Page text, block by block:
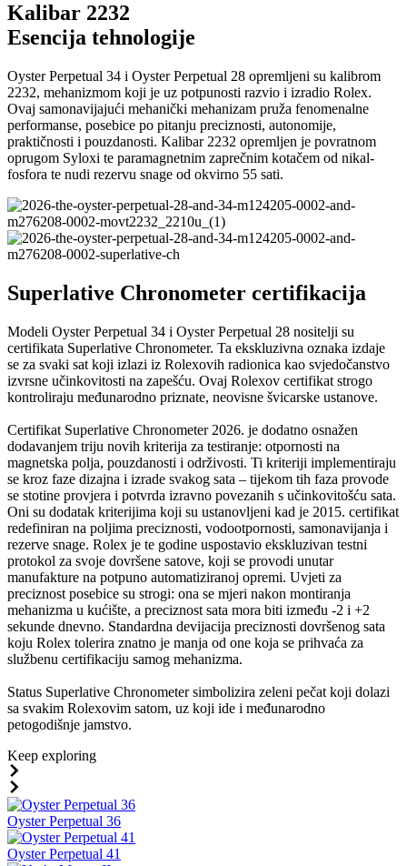
Kalibar 2232
Esencija tehnologije
Oyster Perpetual 34 i Oyster Perpetual 28 opremljeni su kalibrom
2232, mehanizmom koji je uz potpunosti razvio i izradio Rolex.
Ovaj samonavijajući mehanički mehanizam pruža fenomenalne
performanse, posebice po pitanju preciznosti, autonomije,
praktičnosti i pouzdanosti. Kalibar 2232 opremljen je povratnom
oprugom Syloxi te paramagnetnim zaprečnim kotačem od nikal-
fosfora te nudi rezervu snage od okvirno 55 sati.
Superlative Chronometer certifikacija
Modeli Oyster Perpetual 34 i Oyster Perpetual 28 nositelji su
certifikata Superlative Chronometer. Ta ekskluzivna oznaka izdaje
se za svaki sat koji izlazi iz Rolexovih radionica kao svjedočanstvo
izvrsne učinkovitosti na zapešću. Ovaj Rolexov certifikat strogo
kontroliraju međunarodno priznate, neovisne švicarske ustanove.
Certifikat Superlative Chronometer 2026. je dodatno osnažen
dodavanjem triju novih kriterija za testiranje: otpornosti na
magnetska polja, pouzdanosti i održivosti. Ti kriteriji implementiraju
se kroz faze dizajna i izrade svakog sata – tijekom tih faza provode
se stotine provjera i potvrda izravno povezanih s učinkovitošću sata.
Oni su dodatak kriterijima koji su ustanovljeni kad je 2015. certifikat
redefiniran na poljima preciznosti, vodootpornosti, samonavijanja i
rezerve snage. Rolex je te godine uspostavio ekskluzivan testni
protokol za svoje dovršene satove, koji se provodi unutar
manufakture na potpuno automatiziranoj opremi. Uvjeti za
preciznost posebice su strogi: ona se mjeri nakon montiranja
mehanizma u kućište, a preciznost sata mora biti između -2 i +2
sekunde dnevno. Standardna devijacija preciznosti dovršenog sata
koju Rolex tolerira znatno je manja od one koja se prihvaća za
službenu certifikaciju samog mehanizma.
Status Superlative Chronometer simbolizira zeleni pečat koji dolazi
sa svakim Rolexovim satom, uz koji ide i međunarodno
petogodišnje jamstvo.
Keep exploring
Oyster Perpetual 36
Oyster Perpetual 41